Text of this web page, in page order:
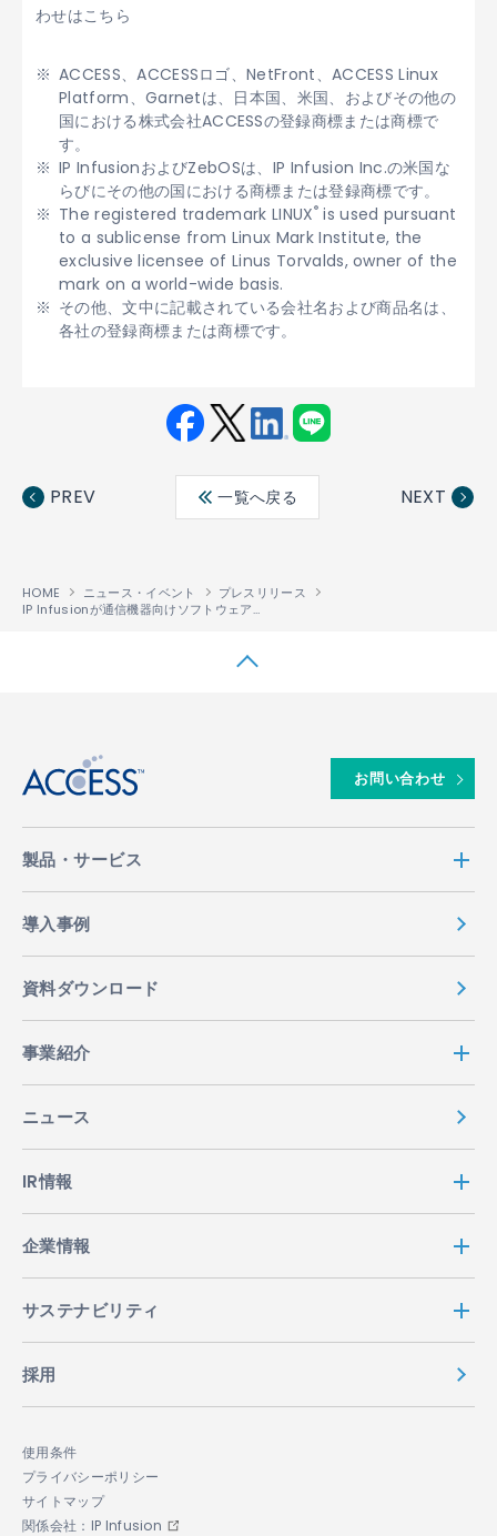
わせはこちら
ACCESS、ACCESSロゴ、NetFront、ACCESS Linux
Platform、Garnetは、日本国、米国、およびその他の
国における株式会社ACCESSの登録商標または商標で
す。
IP InfusionおよびZebOSは、IP Infusion Inc.の米国な
らびにその他の国における商標または登録商標です。
The registered trademark LINUX®is used pursuant
to a sublicense from Linux Mark Institute, the
exclusive licensee of Linus Torvalds, owner of the
mark on a world-wide basis.
その他、文中に記載されている会社名および商品名は、
各社の登録商標または商標です。
ebo ter
edin
PREV 一覧へ戻る NEXT
HOME ニュース・イベント
プレスリリース
IP Infusionが通信機器向けソフトウェアプラットフォームの最新版「ZebOS
お問い合わせ
製品・サービス
導入事例
資料ダウンロード
事業紹介
ニュース
IR情報
企業情報
サステナビリティ
採用
使用条件
プライバシーポリシー
サイトマップ
関係会社：IP Infusion